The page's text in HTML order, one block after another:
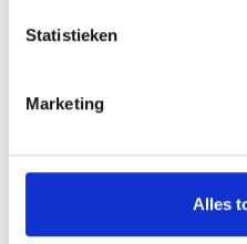
Statistieken
Marketing
Alles
alleen van coaches
ook van elkaar. Jonie
“De kracht van Jump
daardoor sneller. Je
door elkaar worden